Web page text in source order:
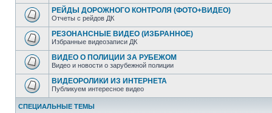
РЕЙДЫ ДОРОЖНОГО КОНТРОЛЯ (ФОТО+ВИДЕО)
Отчеты с рейдов ДК
РЕЗОНАНСНЫЕ ВИДЕО (ИЗБРАННОЕ)
Избранные видеозаписи ДК
ВИДЕО О ПОЛИЦИИ ЗА РУБЕЖОМ
Видео и новости о зарубежной полиции
ВИДЕОРОЛИКИ ИЗ ИНТЕРНЕТА
Публикуем интересное видео
СПЕЦИАЛЬНЫЕ ТЕМЫ